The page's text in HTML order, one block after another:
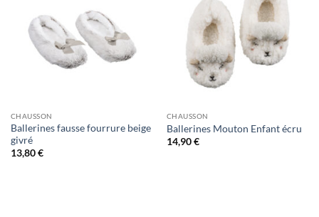
CHAUSSON
Ballerines fausse fourrure beige
givré
13,80€
CHAUSSON
Ballerines Mouton Enfant écru
14,90€